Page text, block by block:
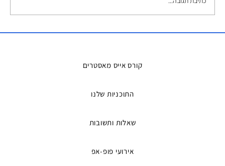
קורס אייס מאסטרים
התוכניות שלנו
שאלות ותשובות
אירועי פופ-אפ